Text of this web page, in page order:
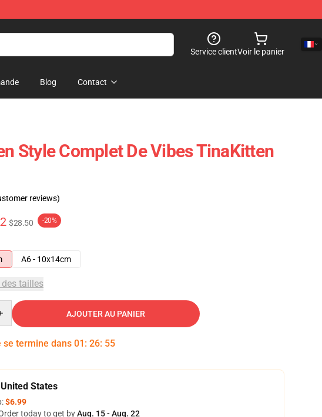
Service clientVoir le panier
Blog Contact
Style Complet De Vibes TinaKitten
reviews)
$28.50 -20%
A6 - 10x14cm
tailles
AJOUTER AU PANIER
se termine dans 01 : 26: 54
States
$6.99
today to get byAug. 15 - Aug. 22